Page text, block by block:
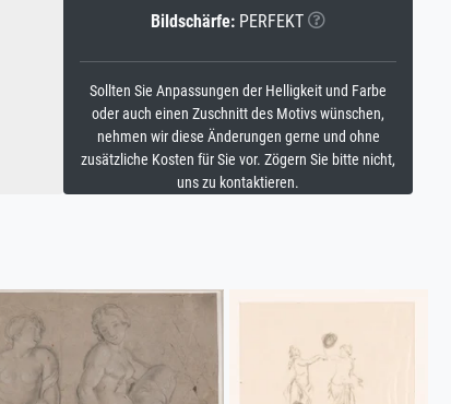
Bildschärfe: PERFEKT
Sollten Sie Anpassungen der Helligkeit und Farbe
oder auch einen Zuschnitt des Motivs wünschen,
nehmen wir diese Änderungen gerne und ohne
zusätzliche Kosten für Sie vor. Zögern Sie bitte nicht,
uns zu kontaktieren.